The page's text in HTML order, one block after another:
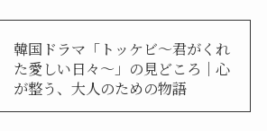
韓国ドラマ「トッケビ〜君がくれ
た愛しい日々〜」の見どころ｜心
が整う、大人のための物語